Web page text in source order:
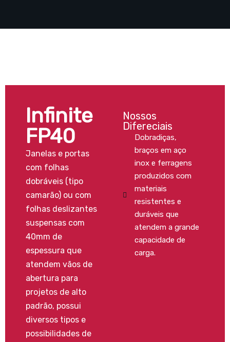
Infinite
FP40
Janelas e portas
com folhas
dobráveis (tipo
camarão) ou com
folhas deslizantes
suspensas com
40mm de
espessura que
atendem vãos de
abertura para
projetos de alto
padrão, possui
diversos tipos e
possibilidades de
Nossos
Difereciais
Dobradiças,
braços em aço
inox e ferragens
produzidos com
materiais
resistentes e
duráveis que
atendem a grande
capacidade de
carga.